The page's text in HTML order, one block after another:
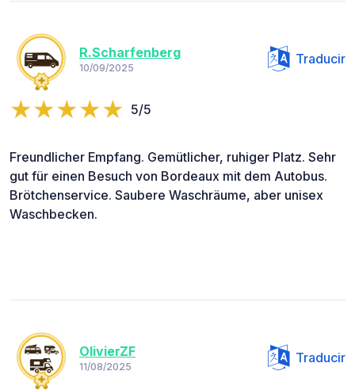
R.Scharfenberg
10/09/2025
Traducir
5/5
Freundlicher Empfang. Gemütlicher, ruhiger Platz. Sehr
gut für einen Besuch von Bordeaux mit dem Autobus.
Brötchenservice. Saubere Waschräume, aber unisex
Waschbecken.
OlivierZF
11/08/2025
Traducir